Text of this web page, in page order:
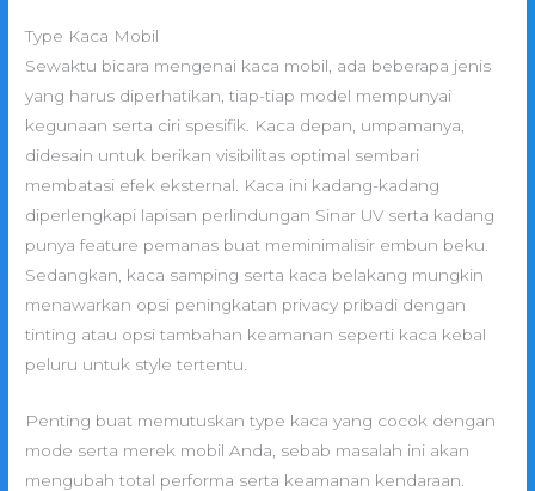
Type Kaca Mobil
Sewaktu bicara mengenai kaca mobil, ada beberapa jenis
yang harus diperhatikan, tiap-tiap model mempunyai
kegunaan serta ciri spesifik. Kaca depan, umpamanya,
didesain untuk berikan visibilitas optimal sembari
membatasi efek eksternal. Kaca ini kadang-kadang
diperlengkapi lapisan perlindungan Sinar UV serta kadang
punya feature pemanas buat meminimalisir embun beku.
Sedangkan, kaca samping serta kaca belakang mungkin
menawarkan opsi peningkatan privacy pribadi dengan
tinting atau opsi tambahan keamanan seperti kaca kebal
peluru untuk style tertentu.
Penting buat memutuskan type kaca yang cocok dengan
mode serta merek mobil Anda, sebab masalah ini akan
mengubah total performa serta keamanan kendaraan.